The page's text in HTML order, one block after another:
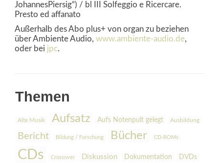
JohannesPiersig“) / bl III Solfeggio e Ricercare.
Presto ed affanato
Außerhalb des Abo plus+ von organ zu beziehen
über Ambiente Audio, www.ambiente-audio.de,
oder bei jpc.
Themen
Alte Musik Aufsatz Aufs Notenpult gelegt Ausbildung
Bericht Bildung / Forschung Bücher CD-ROMs
CDs Crossover Diskussion Dokumentation DVDs